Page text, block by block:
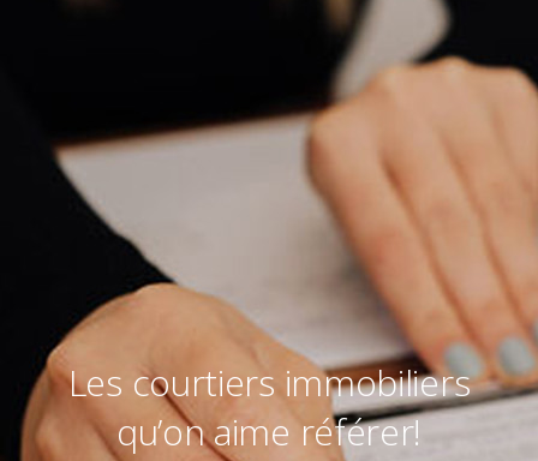
Les courtiers immobiliers
qu’on aime référer!